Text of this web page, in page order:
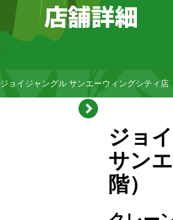
店舗詳細
ジョイジャングル サンエーウィングシティ店
ジョ
サン
階）